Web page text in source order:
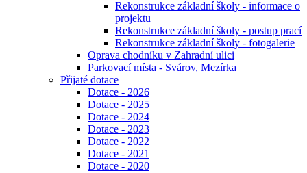
Rekonstrukce základní školy - informace o
projektu
Rekonstrukce základní školy - postup prací
Rekonstrukce základní školy - fotogalerie
Oprava chodníku v Zahradní ulici
Parkovací místa - Svárov, Mezírka
Přijaté dotace
Dotace - 2026
Dotace - 2025
Dotace - 2024
Dotace - 2023
Dotace - 2022
Dotace - 2021
Dotace - 2020